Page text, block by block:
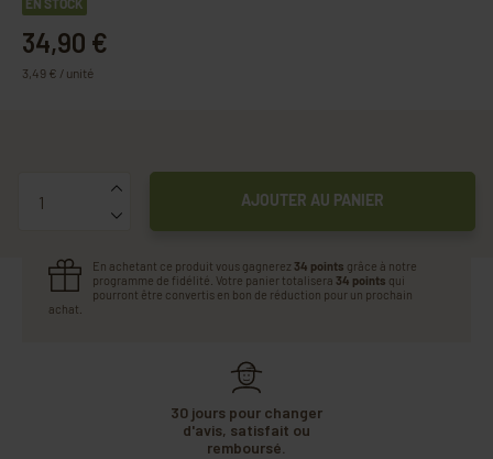
EN STOCK
34,90 €
3,49 € / unité
AJOUTER AU PANIER
En achetant ce produit vous gagnerez 34 points grâce à notre
programme de fidélité. Votre panier totalisera 34 points qui
pourront être convertis en bon de réduction pour un prochain
achat.
30 jours pour changer
d'avis, satisfait ou
remboursé.